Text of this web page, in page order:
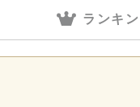
ランキ